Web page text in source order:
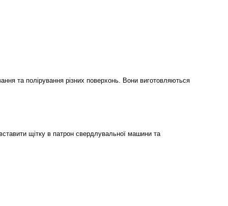
та полірування різних поверхонь. Вони виготовляються
щітку в патрон свердлувальної машини та